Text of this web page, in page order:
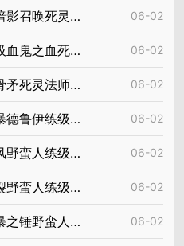
法师练级指南 06-02
灵法师练级指南 06-02
法师练级指南 06-02
伊练级指南 06-02
人练级指南 06-02
人练级指南 06-02
蛮人练级指南 06-02